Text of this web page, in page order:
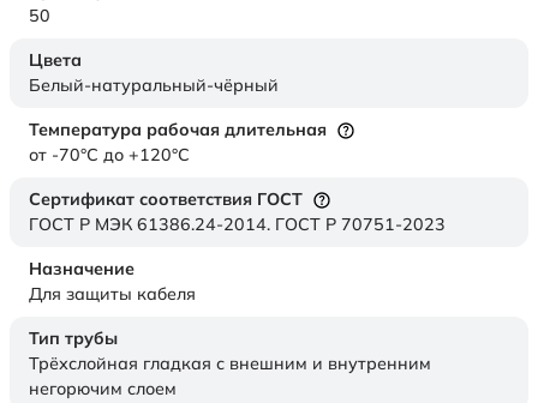
50
Цвета
Белый-натуральный-чёрный
Температура рабочая длительная
от -70°C до +120°C
Сертификат соответствия ГОСТ
ГОСТ Р МЭК 61386.24-2014. ГОСТ Р 70751-2023
Назначение
Для защиты кабеля
Тип трубы
Трёхслойная гладкая с внешним и внутренним
негорючим слоем